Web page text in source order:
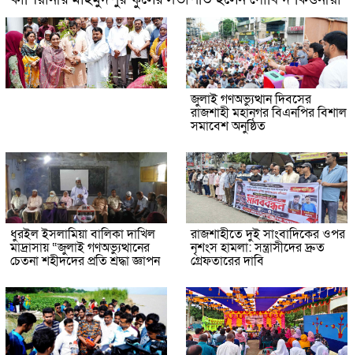
জুলাই গণঅভ্যুত্থান দিবসের
রাজশাহী মহানগর বিএনপির বিশাল
সমাবেশ অনুষ্ঠিত
ধুরইল ইসলামিয়া বালিকা দাখিল
মাদ্রাসায় “জুলাই গণঅভ্যুত্থানের
চেতনা শহীদদের প্রতি শ্রদ্ধা জ্ঞাপন
রাজশাহীতে দুই সাংবাদিকের ওপর
নৃশংস হামলা: সন্ত্রাসীদের দ্রুত
গ্রেফতারের দাবি